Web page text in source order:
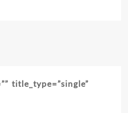
title_type=”single”